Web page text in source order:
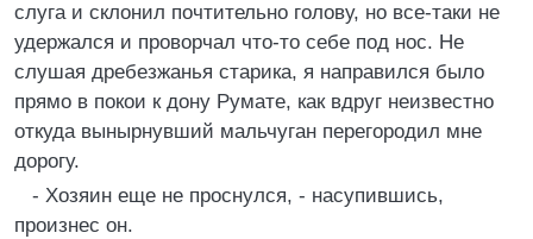
слуга и склонил почтительно голову, но все-таки не
удержался и проворчал что-то себе под нос. Не
слушая дребезжанья старика, я направился было
прямо в покои к дону Румате, как вдруг неизвестно
откуда вынырнувший мальчуган перегородил мне
дорогу.
- Хозяин еще не проснулся, - насупившись,
произнес он.